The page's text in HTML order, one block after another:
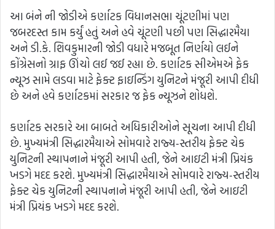
આ બંને ની જોડીએ કર્ણાટક વિધાનસભા ચૂંટણીમાં પણ
જબરદસ્ત કામ કર્યું હતું અને હવે ચૂંટણી પછી પણ સિદ્ધારમૈયા
અને ડી.કે. શિવકુમારની જોડી વધારે મજબૂત નિર્ણયો લઈને
કોંગ્રેસનો ગ્રાફ ઊંચો લઈ જઈ રહ્યા છે. કર્ણાટક સીએમએ ફેક
ન્યૂઝ સામે લડવા માટે ફેક્ટ ફાઇન્ડિંગ યુનિટને મંજૂરી આપી દીધી
છે અને હવે કર્ણાટકમાં સરકાર જ ફેક ન્યૂઝને શોધશે.
કર્ણાટક સરકારે આ બાબતે અધિકારીઓને સૂચના આપી દીધી
છે. મુખ્યમંત્રી સિદ્ધારમૈયાએ સોમવારે રાજ્ય-સ્તરીય ફેક્ટ ચેક
યુનિટની સ્થાપનાને મંજૂરી આપી હતી, જેને આઇટી મંત્રી પ્રિયંક
ખડગે મદદ કરશે. મુખ્યમંત્રી સિદ્ધારમૈયાએ સોમવારે રાજ્ય-સ્તરીય
ફેક્ટ ચેક યુનિટની સ્થાપનાને મંજૂરી આપી હતી, જેને આઇટી
મંત્રી પ્રિયંક ખડગે મદદ કરશે.